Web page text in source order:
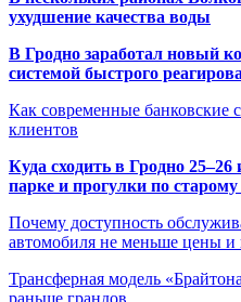
ухудшение качества воды
В Гродно заработал новый
системой быстрого
Как современные банковские
клиентов
Куда сходить в Гродно
парке и прогулки по старому
Почему доступность
автомобиля не меньше цены и
Трансферная модель
раньше грандов